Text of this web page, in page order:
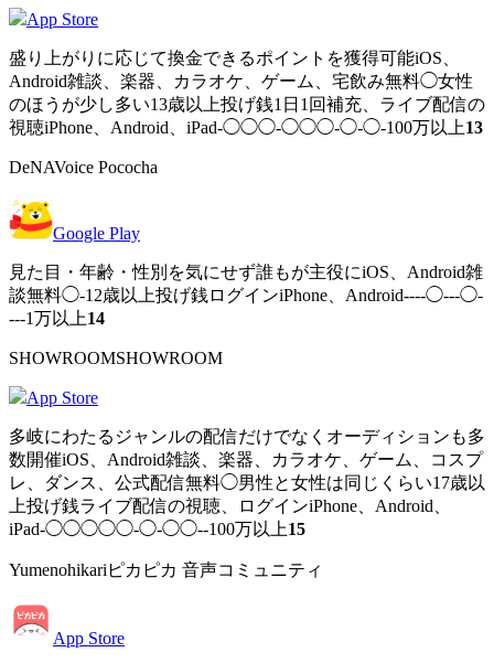
App Store
盛り上がりに応じて換金できるポイントを獲得可能iOS、
Android雑談、楽器、カラオケ、ゲーム、宅飲み無料◯女性
のほうが少し多い13歳以上投げ銭1日1回補充、ライブ配信の
視聴iPhone、Android、iPad-◯◯◯-◯◯◯-◯-◯-100万以上13
DeNAVoice Pococha
Google Play
見た目・年齢・性別を気にせず誰もが主役にiOS、Android雑
談無料◯-12歳以上投げ銭ログインiPhone、Android----◯---◯-
---1万以上14
SHOWROOMSHOWROOM
App Store
多岐にわたるジャンルの配信だけでなくオーディションも多
数開催iOS、Android雑談、楽器、カラオケ、ゲーム、コスプ
レ、ダンス、公式配信無料◯男性と女性は同じくらい17歳以
上投げ銭ライブ配信の視聴、ログインiPhone、Android、
iPad-◯◯◯◯◯-◯-◯◯--100万以上15
Yumenohikariピカピカ 音声コミュニティ
App Store